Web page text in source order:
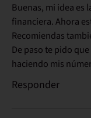
Buenas, mi idea es
financiera. Ahora
Recomiendas
De paso te pido
haciendo mis
Responder